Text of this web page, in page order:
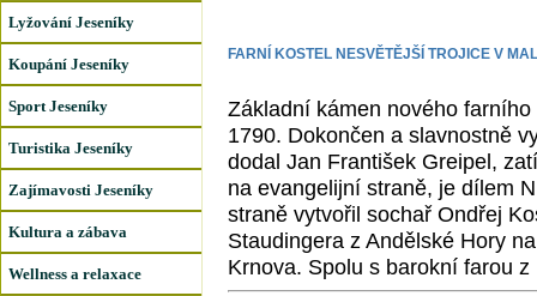
Lyžování Jeseníky
Koupání Jeseníky
Sport Jeseníky
Turistika Jeseníky
Zajímavosti Jeseníky
Kultura a zábava
Wellness a relaxace
FARNÍ KOSTEL NESVĚTĚJŠÍ TROJICE V
Základní kámen nového
1790. Dokončen a slavnostně
dodal Jan František Greipel,
na evangelijní straně, je dílem
straně vytvořil sochař Ondřej
Staudingera z Andělské Hory
Krnova. Spolu s barokní farou